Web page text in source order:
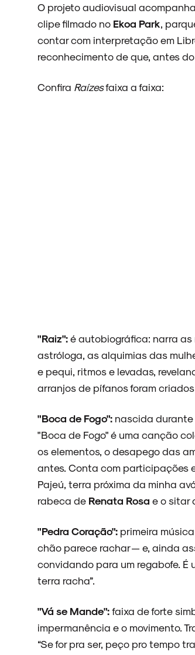
FAIXA A FAIXA
NOVIDADES
O projeto audiovisual
clipe filmado no Ekoa Park ,
contar com interpretação em
reconhecimento de que, antes
Confira Raízesfaixa a faixa:
"Raiz":é autobiográfica: narra
astróloga, as alquimias das
e pequi, ritmos e levadas,
arranjos de pífanos foram
"Boca de Fogo": nascida durante
"Boca de Fogo" é uma canção
os elementos, o desapego das
antes. Conta com participações
Pajeú, terra próxima da minha
rabeca de Renata Rosa e o sitar
"Pedra Coração": primeira
chão parece rachar — e, ainda
convidando para um regabofe. É
terra racha”.
"Vá se Mande":faixa de forte
impermanência e o movimento.
“Se for pra ser, peço pro tempo